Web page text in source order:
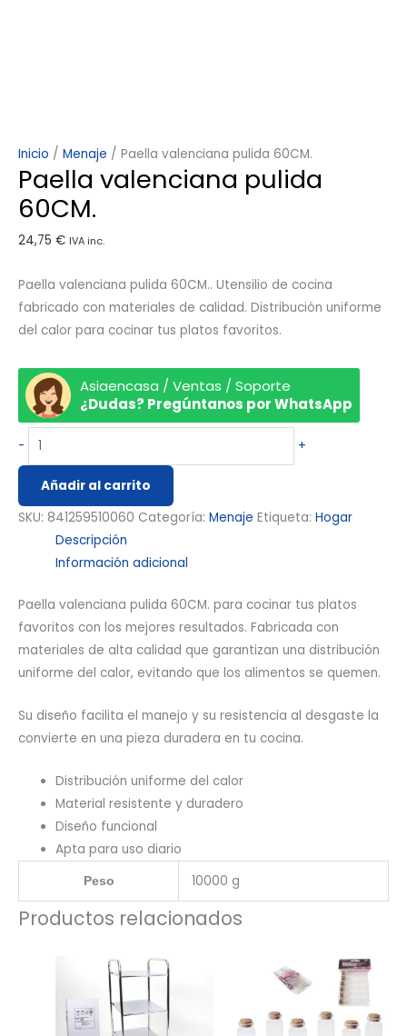
Inicio / Menaje / Paella valenciana pulida 60CM.
Paella valenciana pulida
60CM.
24,75 € IVA inc.
Paella valenciana pulida 60CM.. Utensilio de cocina
fabricado con materiales de calidad. Distribución uniforme
del calor para cocinar tus platos favoritos.
Asiaencasa / Ventas / Soporte
¿Dudas? Pregúntanos por WhatsApp
- +
Añadir al carrito
SKU: 841259510060 Categoría: Menaje Etiqueta: Hogar
Descripción
Información adicional
Paella valenciana pulida 60CM. para cocinar tus platos
favoritos con los mejores resultados. Fabricada con
materiales de alta calidad que garantizan una distribución
uniforme del calor, evitando que los alimentos se quemen.
Su diseño facilita el manejo y su resistencia al desgaste la
convierte en una pieza duradera en tu cocina.
Distribución uniforme del calor
Material resistente y duradero
Diseño funcional
Apta para uso diario
Peso 10000 g
Productos relacionados